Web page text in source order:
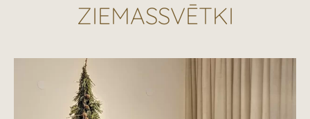
ZIEMASSVĒTKI